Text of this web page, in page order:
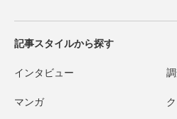
記事スタイルから探す
インタビュー
マンガ